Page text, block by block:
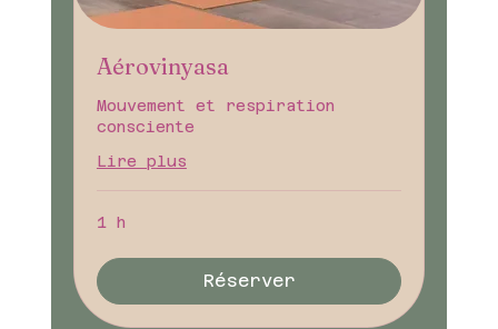
Aérovinyasa
Mouvement et respiration
consciente
Lire plus
1 h
Réserver